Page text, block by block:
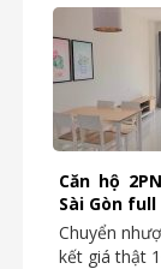
Căn hộ
Sài Gòn
Chuyển
kết giá thật